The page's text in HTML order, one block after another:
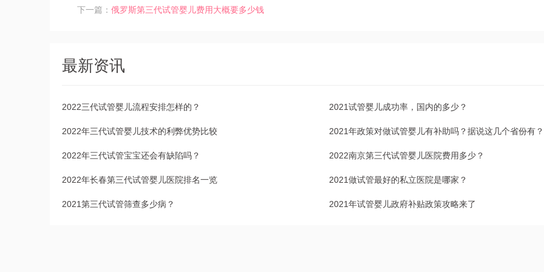
下一篇： 俄罗斯第三代试管婴儿费用大概要多少钱
最新资讯
2022三代试管婴儿流程安排怎样的？ 2021试管婴儿成功率，国内的多少？
2022年三代试管婴儿技术的利弊优势比较 2021年政策对做试管婴儿有补助吗？据说这几个省份有？
2022年三代试管宝宝还会有缺陷吗？ 2022南京第三代试管婴儿医院费用多少？
2022年长春第三代试管婴儿医院排名一览 2021做试管最好的私立医院是哪家？
2021第三代试管筛查多少病？ 2021年试管婴儿政府补贴政策攻略来了